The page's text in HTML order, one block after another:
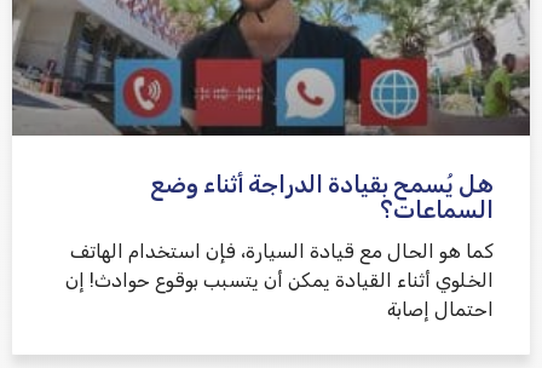
هل يُسمح بقيادة الدراجة أثناء وضع
السماعات؟
كما هو الحال مع قيادة السيارة، فإن استخدام الهاتف
الخلوي أثناء القيادة يمكن أن يتسبب بوقوع حوادث! إن
احتمال إصابة